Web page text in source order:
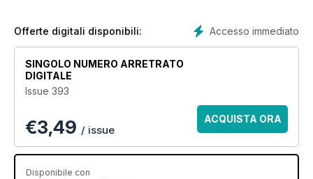
Accesso immediato
Offerte digitali disponibili:
SINGOLO NUMERO ARRETRATO
DIGITALE
Issue 393
€3,49 / issue
ACQUISTA ORA
Disponibile con